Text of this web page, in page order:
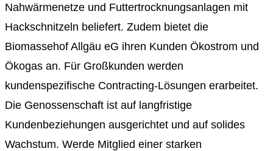
Nahwärmenetze und Futtertrocknungsanlagen mit
Hackschnitzeln beliefert. Zudem bietet die
Biomassehof Allgäu eG ihren Kunden Ökostrom und
Ökogas an. Für Großkunden werden
kundenspezifische Contracting-Lösungen erarbeitet.
Die Genossenschaft ist auf langfristige
Kundenbeziehungen ausgerichtet und auf solides
Wachstum. Werde Mitglied einer starken